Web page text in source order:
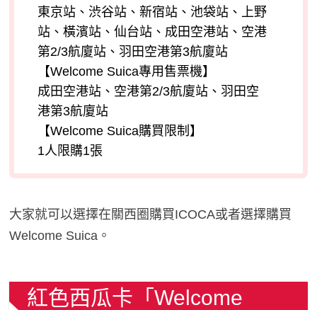
東京站、渋谷站、新宿站、池袋站、上野
站、橫濱站、仙台站、成田空港站、空港
第2/3航廈站、羽田空港第3航廈站
【Welcome Suica專用售票機】
成田空港站、空港第2/3航廈站、羽田空
港第3航廈站
【Welcome Suica購買限制】
1人限購1張
大家就可以選擇在關西圈購買ICOCA或者選擇購買
Welcome Suica。
紅色西瓜卡「Welcome